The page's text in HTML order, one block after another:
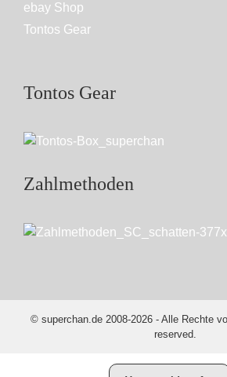
ebay Shop
Tontos Gear
Tontos Gear
Zahlmethoden
© superchan.de 2008-2026 - Alle Rechte
reserved.